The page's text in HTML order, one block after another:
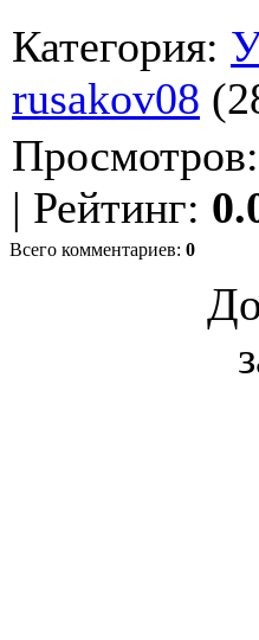
Категория:
rusakov08
Просмотров:
| Рейтинг:
Всего комментариев: 0